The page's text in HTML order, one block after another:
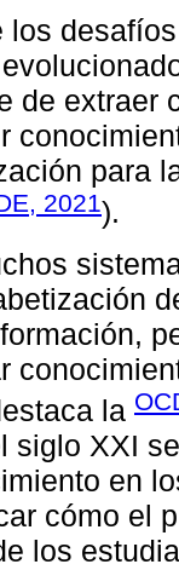
los
de extraer
para
2021).
la
siglo XXI
en
cómo el
los